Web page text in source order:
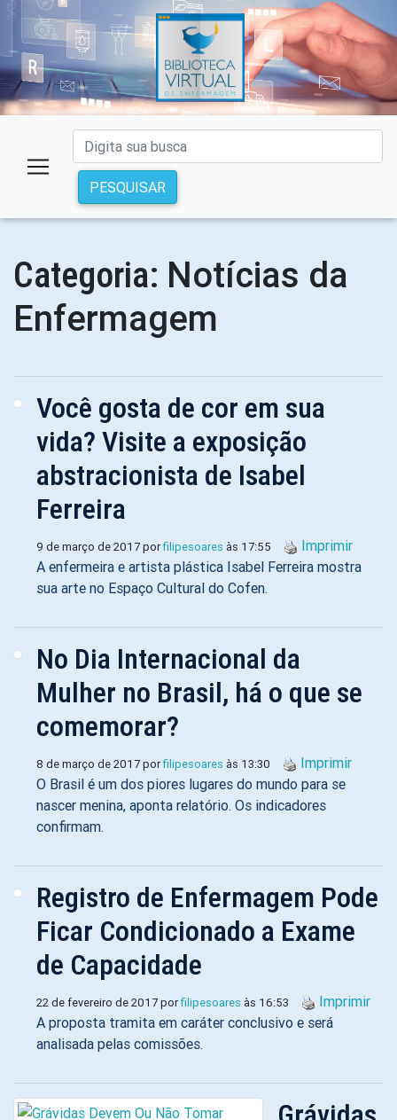
PESQUISAR
Categoria: Notícias da
Enfermagem
Você gosta de cor em sua
vida? Visite a exposição
abstracionista de Isabel
Ferreira
9 de março de 2017 porfilipesoares às 17:55
Imprimir
A enfermeira e artista plástica Isabel Ferreira mostra
sua arte no Espaço Cultural do Cofen.
No Dia Internacional da
Mulher no Brasil, há o que se
comemorar?
8 de março de 2017 porfilipesoares às 13:30
Imprimir
O Brasil é um dos piores lugares do mundo para se
nascer menina, aponta relatório. Os indicadores
confirmam.
Registro de Enfermagem Pode
Ficar Condicionado a Exame
de Capacidade
22 de fevereiro de 2017 porfilipesoares às 16:53
Imprimir
A proposta tramita em caráter conclusivo e será
analisada pelas comissões.